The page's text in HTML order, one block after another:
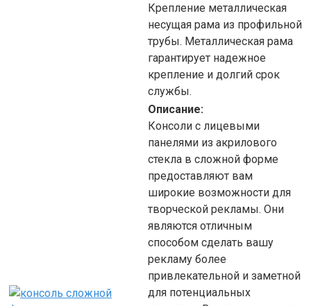
Крепление металлическая
несущая рама из профильной
трубы. Металлическая рама
гарантирует надежное
крепление и долгий срок
службы.
Описание:
Консоли с лицевыми
панелями из акрилового
стекла в сложной форме
предоставляют вам
широкие возможности для
творческой рекламы. Они
являются отличным
способом сделать вашу
рекламу более
привлекательной и заметной
для потенциальных